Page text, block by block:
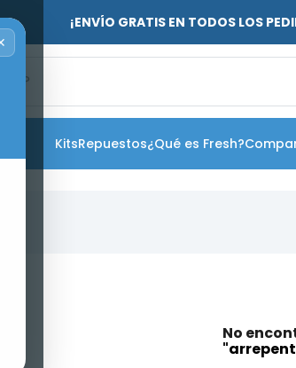
¡ENVÍO GRATIS EN TODOS LOS
KitsRepuestos¿Qué es Fresh?
No
"